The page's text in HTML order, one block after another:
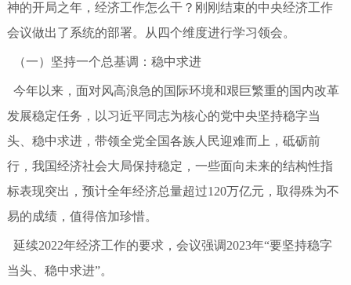
神的开局之年，经济工作怎么干？刚刚结束的中央经济工作
会议做出了系统的部署。从四个维度进行学习领会。
（一）坚持一个总基调：稳中求进
今年以来，面对风高浪急的国际环境和艰巨繁重的国内改革
发展稳定任务，以习近平同志为核心的党中央坚持稳字当
头、稳中求进，带领全党全国各族人民迎难而上，砥砺前
行，我国经济社会大局保持稳定，一些面向未来的结构性指
标表现突出，预计全年经济总量超过120万亿元，取得殊为不
易的成绩，值得倍加珍惜。
延续2022年经济工作的要求，会议强调2023年“要坚持稳字
当头、稳中求进”。